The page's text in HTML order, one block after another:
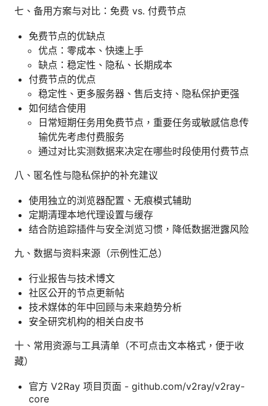
七、备用方案与对比：免费 vs. 付费节点
免费节点的优缺点
优点：零成本、快速上手
缺点：稳定性、隐私、长期成本
付费节点的优点
稳定性、更多服务器、售后支持、隐私保护更强
如何结合使用
日常短期任务用免费节点，重要任务或敏感信息传
输优先考虑付费服务
通过对比实测数据来决定在哪些时段使用付费节点
八、匿名性与隐私保护的补充建议
使用独立的浏览器配置、无痕模式辅助
定期清理本地代理设置与缓存
结合防追踪插件与安全浏览习惯，降低数据泄露风险
九、数据与资料来源（示例性汇总）
行业报告与技术博文
社区公开的节点更新帖
技术媒体的年中回顾与未来趋势分析
安全研究机构的相关白皮书
十、常用资源与工具清单（不可点击文本格式，便于收
藏）
官方 V2Ray 项目页面 - github.com/v2ray/v2ray-
core